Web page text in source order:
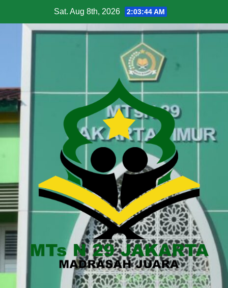
Sat. Aug 8th, 2026 2:03:45 AM